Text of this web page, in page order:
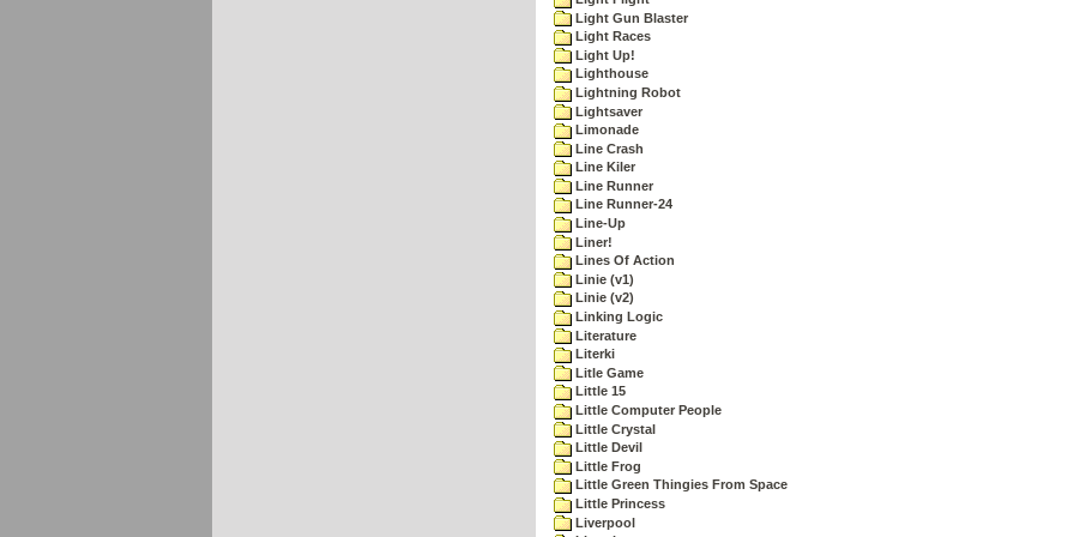
Light Gun Blaster
Light Races
Light Up!
Lighthouse
Lightning Robot
Lightsaver
Limonade
Line Crash
Line Kiler
Line Runner
Line Runner-24
Line-Up
Liner!
Lines Of Action
Linie (v1)
Linie (v2)
Linking Logic
Literature
Literki
Litle Game
Little 15
Little Computer People
Little Crystal
Little Devil
Little Frog
Little Green Thingies From Space
Little Princess
Liverpool